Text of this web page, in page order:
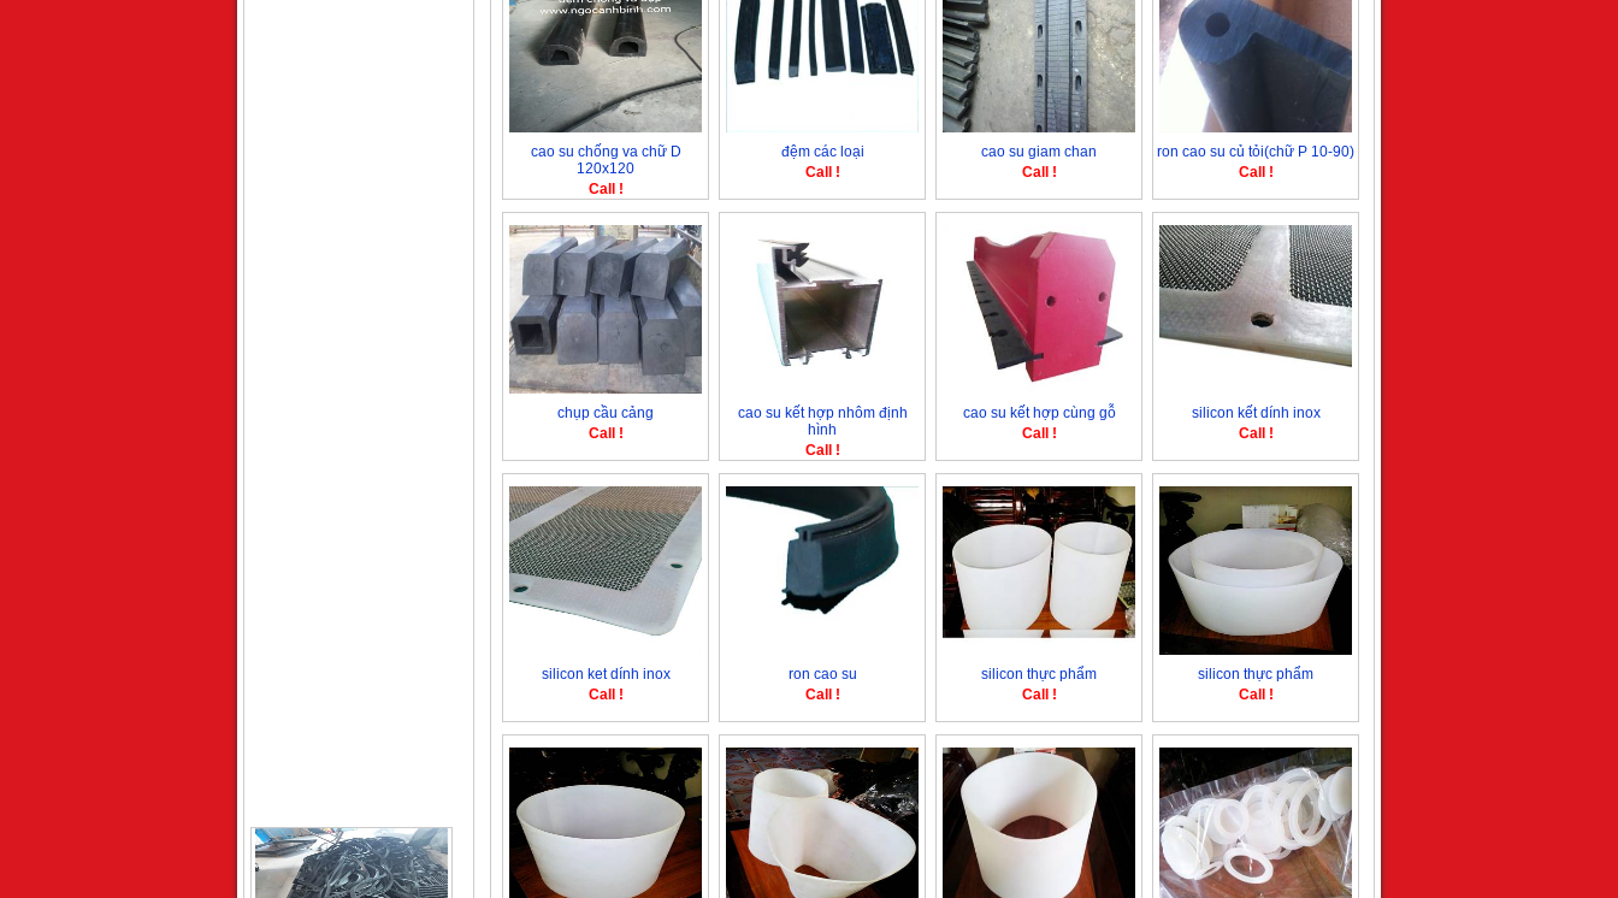
cao su chống va chữ D
120x120
Call !
đệm các loại
Call !
cao su giam chan
Call !
ron cao su củ tỏi(chữ P 10-90)
Call !
chụp cầu cảng
Call !
cao su kết hợp nhôm định
hình
Call !
cao su kết hợp cùng gỗ
Call !
silicon kết dính inox
Call !
silicon ket dính inox
Call !
ron cao su
Call !
silicon thực phẩm
Call !
silicon thực phẩm
Call !